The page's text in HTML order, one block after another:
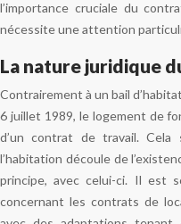
l’importance cruciale du
nécessite une attention
La nature juridique
Contrairement à un bail
6 juillet 1989, le logement de
d’un contrat de travail. Cela
l’habitation découle de
principe, avec celui-ci. Il est
concernant les contrats de